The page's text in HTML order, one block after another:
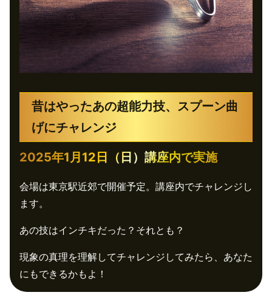
昔はやったあの超能力技、スプーン曲
げにチャレンジ
2025年1月12日（日）講座内で実施
会場は東京駅近郊で開催予定。講座内でチャレンジし
ます。
あの技はインチキだった？それとも？
現象の真理を理解してチャレンジしてみたら、あなた
にもできるかもよ！